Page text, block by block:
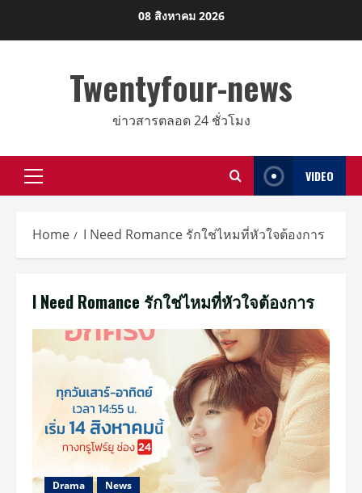
08 สิงหาคม 2026
Twentyfour-news
ข่าวสารตลอด 24 ชั่วโมง
Primary
VIDEO
Home I Need Romance รักใช่ไหมที่หัวใจต้องการ
I Need Romance รักใช่ไหมที่หัวใจต้องการ
Drama News